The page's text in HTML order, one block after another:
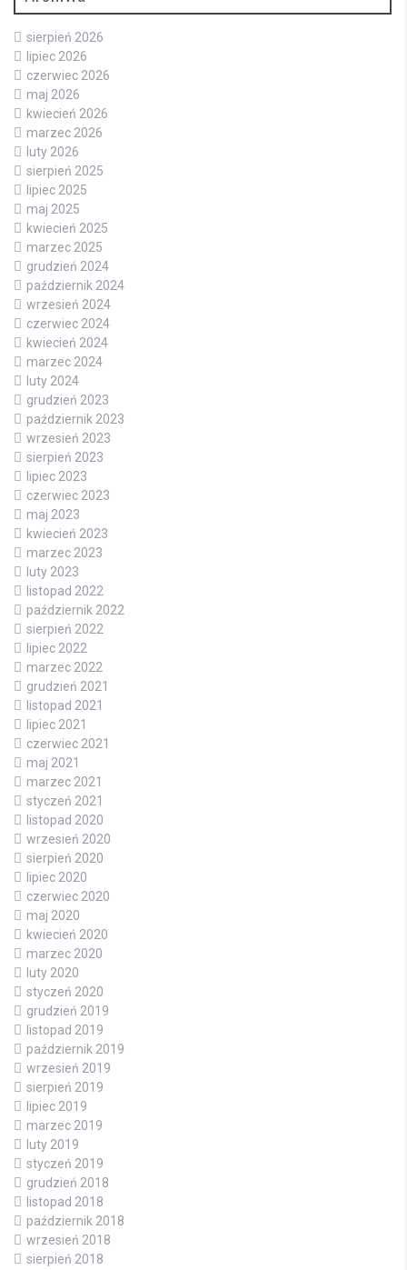
sierpień 2026
lipiec 2026
czerwiec 2026
maj 2026
kwiecień 2026
marzec 2026
luty 2026
sierpień 2025
lipiec 2025
maj 2025
kwiecień 2025
marzec 2025
grudzień 2024
październik 2024
wrzesień 2024
czerwiec 2024
kwiecień 2024
marzec 2024
luty 2024
grudzień 2023
październik 2023
wrzesień 2023
sierpień 2023
lipiec 2023
czerwiec 2023
maj 2023
kwiecień 2023
marzec 2023
luty 2023
listopad 2022
październik 2022
sierpień 2022
lipiec 2022
marzec 2022
grudzień 2021
listopad 2021
lipiec 2021
czerwiec 2021
maj 2021
marzec 2021
styczeń 2021
listopad 2020
wrzesień 2020
sierpień 2020
lipiec 2020
czerwiec 2020
maj 2020
kwiecień 2020
marzec 2020
luty 2020
styczeń 2020
grudzień 2019
listopad 2019
październik 2019
wrzesień 2019
sierpień 2019
lipiec 2019
marzec 2019
luty 2019
styczeń 2019
grudzień 2018
listopad 2018
październik 2018
wrzesień 2018
sierpień 2018